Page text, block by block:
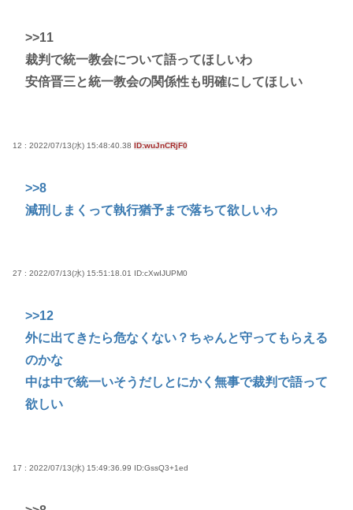
>>11
裁判で統一教会について語ってほしいわ
安倍晋三と統一教会の関係性も明確にしてほしい
12 : 2022/07/13(水) 15:48:40.38 ID:wuJnCRjF0
>>8
減刑しまくって執行猶予まで落ちて欲しいわ
27 : 2022/07/13(水) 15:51:18.01 ID:cXwIJUPM0
>>12
外に出てきたら危なくない？ちゃんと守ってもらえる
のかな
中は中で統一いそうだしとにかく無事で裁判で語って
欲しい
17 : 2022/07/13(水) 15:49:36.99 ID:GssQ3+1ed